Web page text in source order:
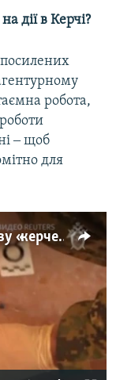
дії в Керчі?
робота,
‒ щоб
для
Як слідком Росії розслідує справу «керченського стрілка» (відео)